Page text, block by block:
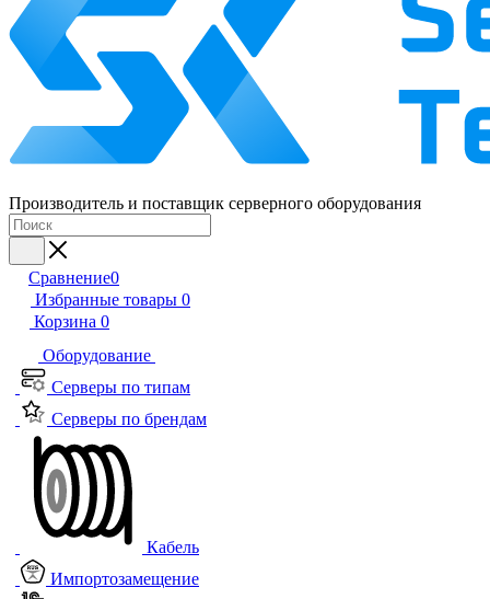
Производитель и поставщик серверного оборудования
Сравнение0
Избранные товары 0
Корзина 0
Оборудование
Серверы по типам
Серверы по брендам
Кабель
Импортозамещение